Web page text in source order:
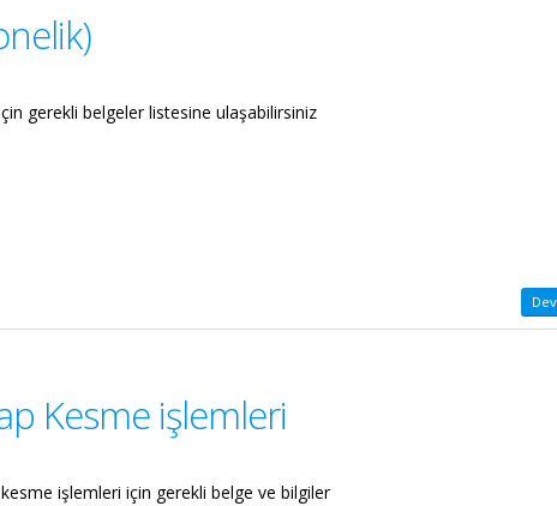
gerekli belgeler listesine ulaşabilirsiniz
Kesme işlemleri
işlemleri için gerekli belge ve bilgiler